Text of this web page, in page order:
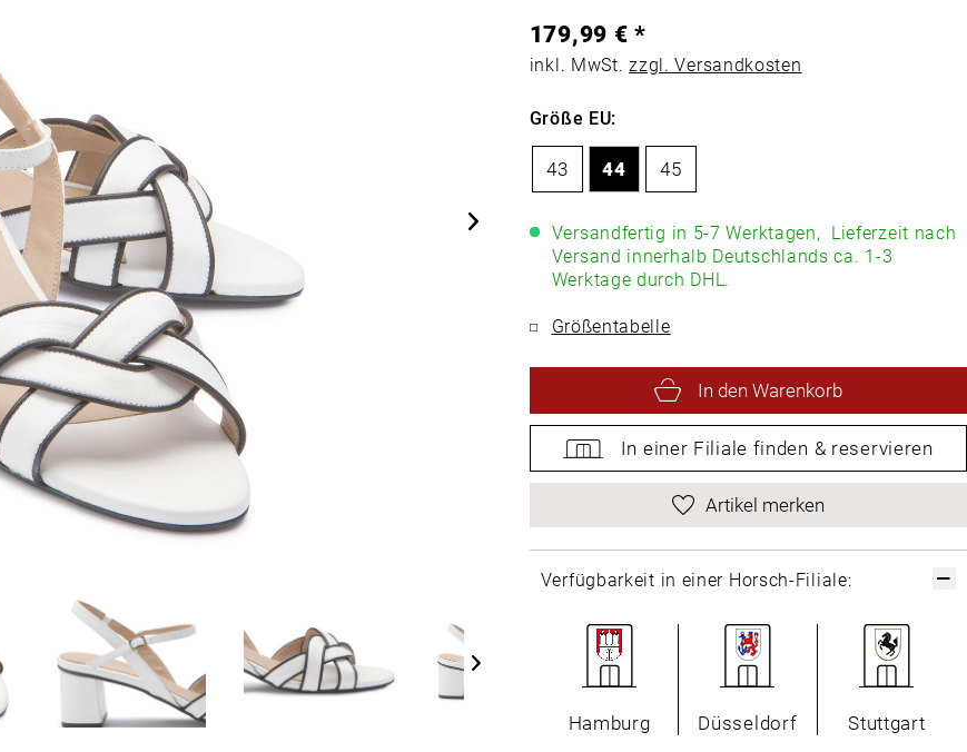
179,99 € *
inkl. MwSt.zzgl. Versandkosten
Größe EU:
43 44 45
Versandfertig in 5-7 Werktagen, Lieferzeit nach
Versand innerhalb Deutschlands ca. 1-3
Werktage durch DHL.
Größentabelle
In den Warenkorb
In einer Filiale finden & reservieren
Artikel merken
Verfügbarkeit in einer Horsch-Filiale:
Hamburg Düsseldorf Stuttgart